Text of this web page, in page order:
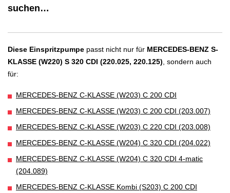
suchen…
Diese Einspritzpumpe passt nicht nur für MERCEDES-BENZ S-
KLASSE (W220) S 320 CDI (220.025, 220.125) , sondern auch
für:
MERCEDES-BENZ C-KLASSE (W203) C 200 CDI
MERCEDES-BENZ C-KLASSE (W203) C 200 CDI (203.007)
MERCEDES-BENZ C-KLASSE (W203) C 220 CDI (203.008)
MERCEDES-BENZ C-KLASSE (W204) C 320 CDI (204.022)
MERCEDES-BENZ C-KLASSE (W204) C 320 CDI 4-matic
(204.089)
MERCEDES-BENZ C-KLASSE Kombi (S203) C 200 CDI